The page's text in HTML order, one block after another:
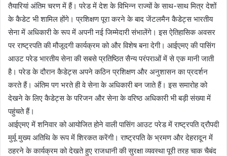
तैयारियां अंतिम चरण में हैं। परेड में देश के विभिन्न राज्यों के साथ-साथ मित्र देशों
के कैडेट भी शामिल होंगे। प्रशिक्षण पूरा करने के बाद जेंटलमैन कैडेट्स भारतीय
सेना में अधिकारी के रूप में अपनी नई जिम्मेदारी संभालेंगे। इस ऐतिहासिक अवसर
पर राष्ट्रपति की मौजूदगी कार्यक्रम को और विशेष बना देगी। आईएमए की पासिंग
आउट परेड भारतीय सेना की सबसे प्रतिष्ठित सैन्य परंपराओं में से एक मानी जाती
है। परेड के दौरान कैडेट्स अपने कठिन प्रशिक्षण और अनुशासन का प्रदर्शन
करते हैं। अंतिम पग भरते ही वे सेना के अधिकारी बन जाते हैं। इस समारोह को
देखने के लिए कैडेट्स के परिजन और सेना के वरिष्ठ अधिकारी भी बड़ी संख्या में
पहुंचते हैं।
आईएमए में शनिवार को आयोजित होने वाली पासिंग आउट परेड में राष्ट्रपति द्रौपदी
मुर्मू मुख्य अतिथि के रूप में शिरकत करेंगी। राष्ट्रपति के भ्रमण और देहरादून में
ठहरने के कार्यक्रम को देखते हुए राजधानी की सुरक्षा व्यवस्था पूरी तरह चाक चैबंद